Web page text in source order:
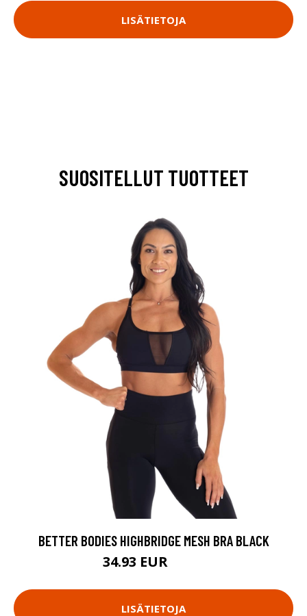
LISÄTIETOJA
SUOSITELLUT TUOTTEET
BETTER BODIES HIGHBRIDGE MESH BRA BLACK
34.93 EUR
LISÄTIETOJA